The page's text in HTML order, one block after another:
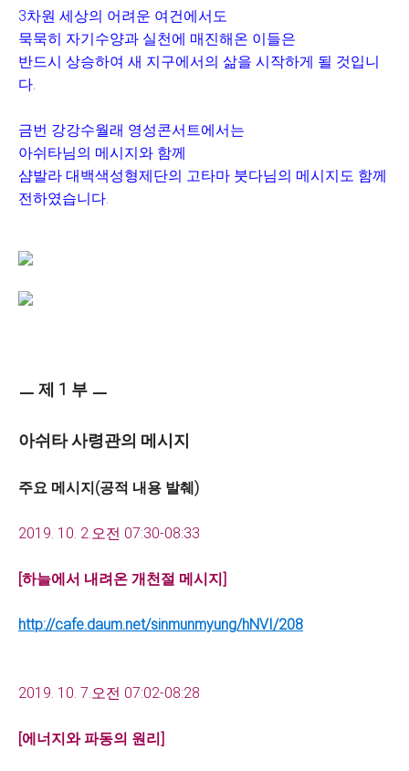
3차원 세상의 어려운 여건에서도
묵묵히 자기수양과 실천에 매진해온 이들은
반드시 상승하여 새 지구에서의 삶을 시작하게 될 것입니
다.
금번 강강수월래 영성콘서트에서는
아쉬타님의 메시지와 함께
샴발라 대백색성형제단의 고타마 붓다님의 메시지도 함께
전하였습니다.
ㅡ 제 1 부 ㅡ
아쉬타 사령관의 메시지
주요 메시지(공적 내용 발췌)
2019. 10. 2.오전 07:30-08:33
[하늘에서 내려온 개천절 메시지]
http://cafe.daum.net/sinmunmyung/hNVI/208
2019. 10. 7.오전 07:02-08:28
[에너지와 파동의 원리]